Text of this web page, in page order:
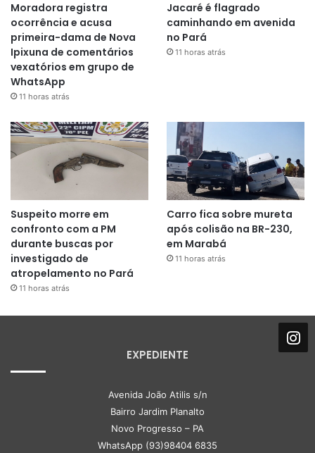
Moradora registra
ocorrência e acusa
primeira-dama de Nova
Ipixuna de comentários
vexatórios em grupo de
WhatsApp
11 horas atrás
Jacaré é flagrado
caminhando em avenida
no Pará
11 horas atrás
Suspeito morre em
confronto com a PM
durante buscas por
investigado de
atropelamento no Pará
11 horas atrás
Carro fica sobre mureta
após colisão na BR-230,
em Marabá
11 horas atrás
EXPEDIENTE
Avenida João Atilis s/n
Bairro Jardim Planalto
Novo Progresso – PA
WhatsApp (93)98404 6835